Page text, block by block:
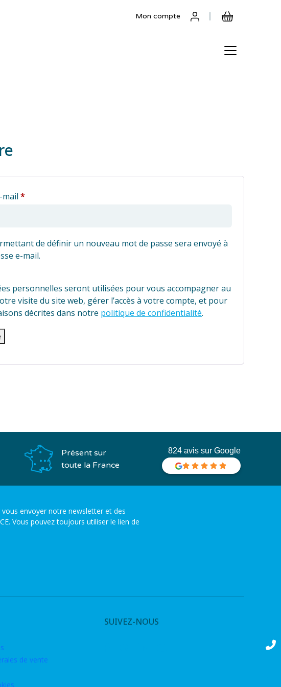
Mon compte
mail *Obligatoire
de définir un nouveau mot de passe sera envoyé à
e-mail.
personnelles seront utilisées pour vous accompagner au
visite du site web, gérer l’accès à votre compte, et pour
décrites dans notre politique de confidentialité.
Présent sur
toute la France
824 avis sur Google
envoyer notre newsletter et des
Vous pouvez toujours utiliser le lien de
de vente
SUIVEZ-NOUS